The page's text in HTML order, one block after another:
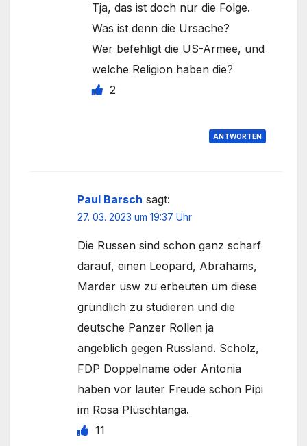
Tja, das ist doch nur die Folge.
Was ist denn die Ursache?
Wer befehligt die US-Armee, und
welche Religion haben die?
2
ANTWORTEN
Paul Barsch sagt:
27. 03. 2023 um 19:37 Uhr
Die Russen sind schon ganz scharf
darauf, einen Leopard, Abrahams,
Marder usw zu erbeuten um diese
gründlich zu studieren und die
deutsche Panzer Rollen ja
angeblich gegen Russland. Scholz,
FDP Doppelname oder Antonia
haben vor lauter Freude schon Pipi
im Rosa Plüschtanga.
11